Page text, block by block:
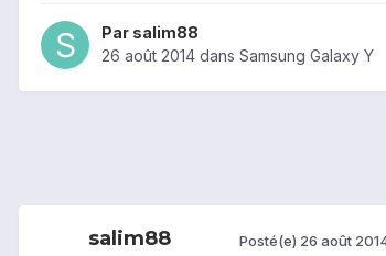
Par salim88
26 août 2014 dans Samsung Galaxy Y
salim88 Posté(e) 26 août